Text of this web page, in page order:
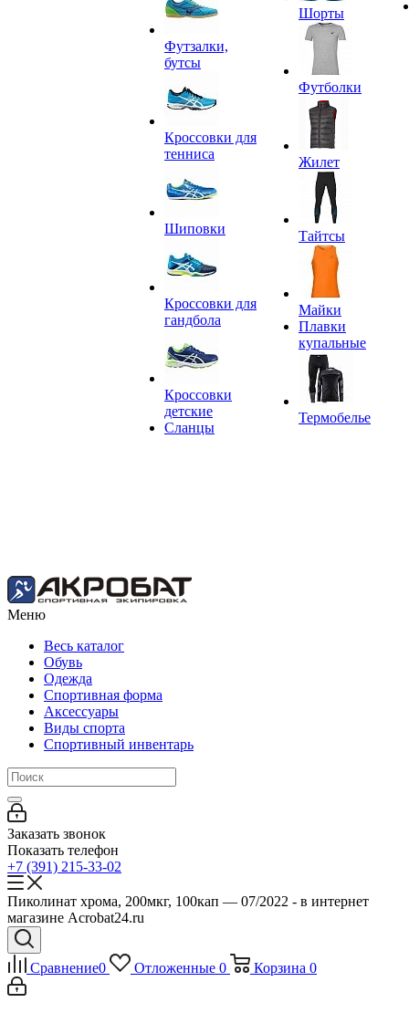
Футзалки,
бутсы
Кроссовки для
тенниса
Шиповки
Кроссовки для
гандбола
Кроссовки
детские
Сланцы
Шорты
Футболки
Жилет
Тайтсы
Майки
Плавки
купальные
Термобелье
Меню
Весь каталог
Обувь
Одежда
Спортивная форма
Аксессуары
Виды спорта
Спортивный инвентарь
Заказать звонок
Показать телефон
+7 (391) 215-33-02
Пиколинат хрома, 200мкг, 100кап — 07/2022 - в интернет
магазине Acrobat24.ru
Сравнение0 Отложенные 0 Корзина 0